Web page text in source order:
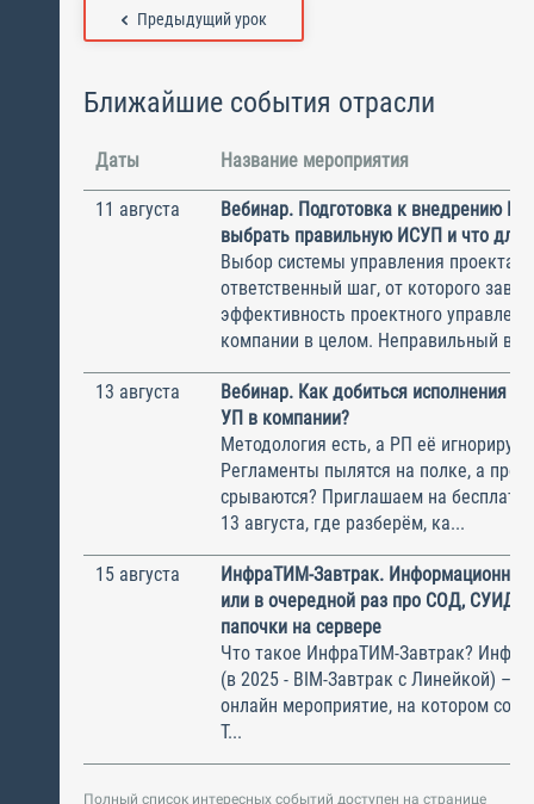
Предыдущий урок
Ближайшие события отрасли
Даты Название мероприятия
11 августа
Вебинар. Подготовка к внедрению
выбрать правильную ИСУП и что для
Выбор системы управления
ответственный шаг, от которого
эффективность проектного
компании в целом. Неправильный
13 августа
Вебинар. Как добиться исполнения
УП в компании?
Методология есть, а РП её
Регламенты пылятся на полке, а
срываются? Приглашаем на
13 августа, где разберём, ка...
15 августа
ИнфраТИМ-Завтрак.
или в очередной раз про СОД, СУИД и
папочки на сервере
Что такое ИнфраТИМ-Завтрак?
(в 2025 - BIM-Завтрак с Линейкой) –
онлайн мероприятие, на котором
Т...
Полный список интересных событий доступен на странице